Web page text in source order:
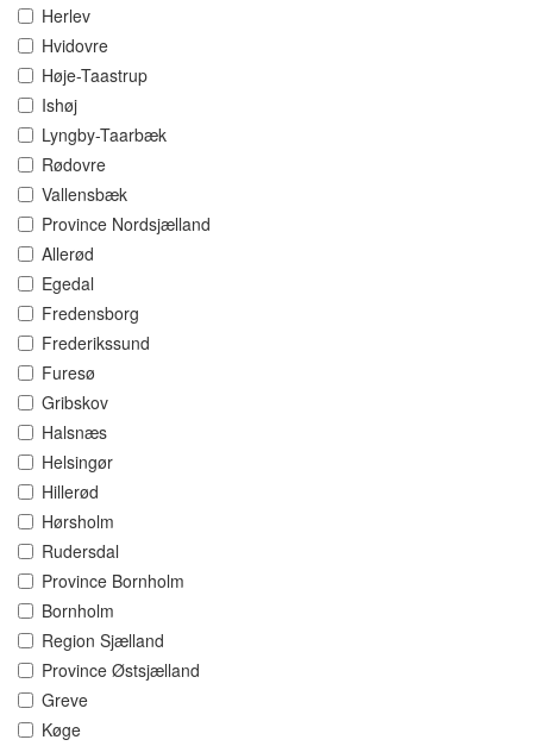
Herlev
Hvidovre
Høje-Taastrup
Ishøj
Lyngby-Taarbæk
Rødovre
Vallensbæk
Province Nordsjælland
Allerød
Egedal
Fredensborg
Frederikssund
Furesø
Gribskov
Halsnæs
Helsingør
Hillerød
Hørsholm
Rudersdal
Province Bornholm
Bornholm
Region Sjælland
Province Østsjælland
Greve
Køge